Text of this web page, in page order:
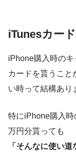
iTunesカー
iPhone購入時の
カードを貰うこと
い時って結構あり
特にiPhone購入
万円分貰っても
「そんなに使い道